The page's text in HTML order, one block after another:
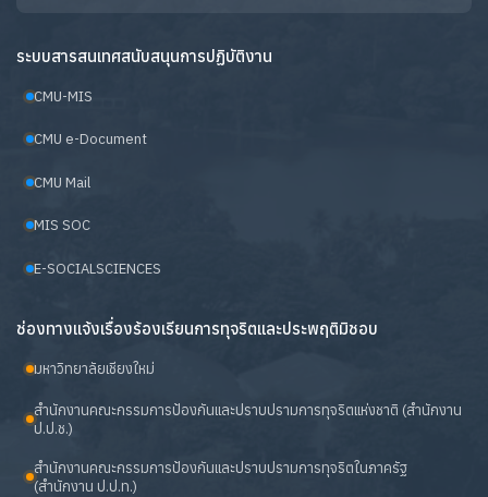
ระบบสารสนเทศสนับสนุนการปฏิบัติงาน
CMU-MIS
CMU e-Document
CMU Mail
MIS SOC
E-SOCIALSCIENCES
ช่องทางแจ้งเรื่องร้องเรียนการทุจริตและประพฤติมิชอบ
มหาวิทยาลัยเชียงใหม่
สำนักงานคณะกรรมการป้องกันและปราบปรามการทุจริตแห่งชาติ (สำนักงาน
ป.ป.ช.)
สำนักงานคณะกรรมการป้องกันและปราบปรามการทุจริตในภาครัฐ
(สำนักงาน ป.ป.ท.)